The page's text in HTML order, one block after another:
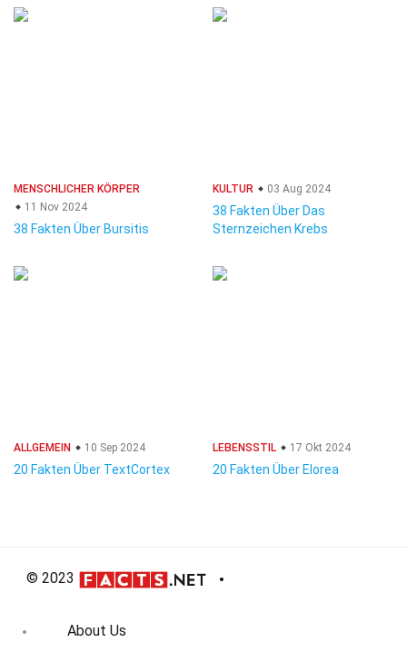
MENSCHLICHER KÖRPER
11 Nov 2024
38 Fakten Über Bursitis
KULTUR 03 Aug 2024
38 Fakten Über Das
Sternzeichen Krebs
ALLGEMEIN 10 Sep 2024
20 Fakten Über TextCortex
LEBENSSTIL 17 Okt 2024
20 Fakten Über Elorea
© 2023
About Us